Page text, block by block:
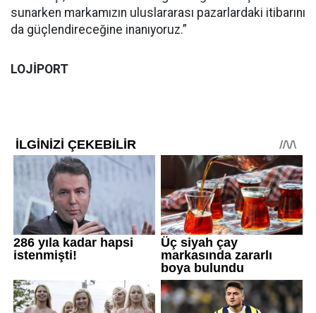
sunarken markamızın uluslararası pazarlardaki itibarını
da güçlendireceğine inanıyoruz.”
LOJİPORT